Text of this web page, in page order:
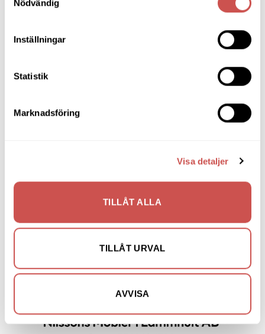
Nödvändig
Inställningar
Statistik
Marknadsföring
Visa detaljer
TILLÅT ALLA
TILLÅT URVAL
AVVISA
Skänkar & Sideboards
Sängbord & Gavlar
Vitrinskåp